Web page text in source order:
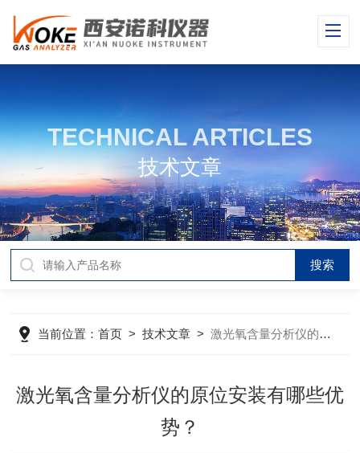
TECHNICAL ARTICLES
技术文章
当前位置：首页 >技术文章 >激光氧含量分析仪的原位安装有哪些优势？
激光氧含量分析仪的原位安装有哪些优
势？